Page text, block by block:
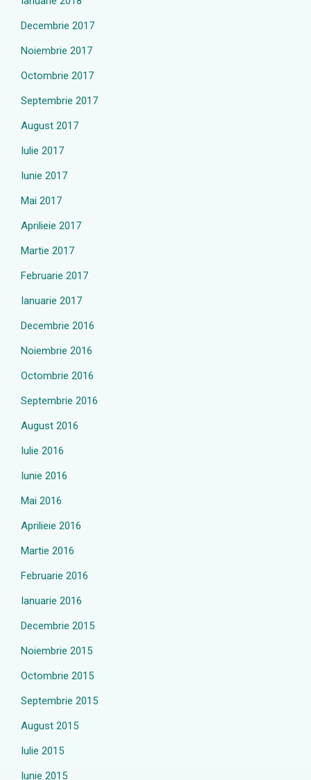
Decembrie 2017
Noiembrie 2017
Octombrie 2017
Septembrie 2017
August 2017
Iulie 2017
Iunie 2017
Mai 2017
Aprilieie 2017
Martie 2017
Februarie 2017
Ianuarie 2017
Decembrie 2016
Noiembrie 2016
Octombrie 2016
Septembrie 2016
August 2016
Iulie 2016
Iunie 2016
Mai 2016
Aprilieie 2016
Martie 2016
Februarie 2016
Ianuarie 2016
Decembrie 2015
Noiembrie 2015
Octombrie 2015
Septembrie 2015
August 2015
Iulie 2015
Iunie 2015